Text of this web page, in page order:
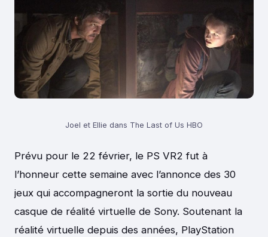
Joel et Ellie dans The Last of Us HBO
Prévu pour le 22 février, le PS VR2 fut à
l’honneur cette semaine avec l’annonce des 30
jeux qui accompagneront la sortie du nouveau
casque de réalité virtuelle de Sony. Soutenant la
réalité virtuelle depuis des années, PlayStation